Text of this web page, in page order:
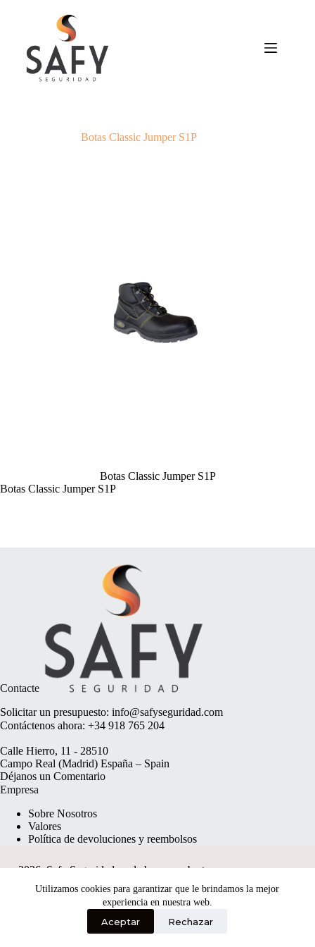
Utilizamos cookies para garantizar que le brindamos la mejor
experiencia en nuestra web.
Aceptar Rechazar
Botas Classic Jumper S1P
Botas Classic Jumper S1P
Botas Classic Jumper S1P
Contacte
Solicitar un presupuesto: info@safyseguridad.com
Contáctenos ahora: +34 918 765 204
Calle Hierro, 11 - 28510
Campo Real (Madrid) España – Spain
Déjanos un Comentario
Empresa
Sobre Nosotros
Valores
Política de devoluciones y reembolsos
2026, Safy Seguridad made byanyweb.pt